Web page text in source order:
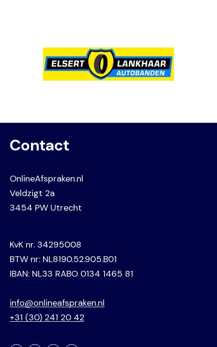
Contact
OnlineAfspraken.nl
Veldzigt 2a
3454 PW Utrecht
KvK nr. 34295008
BTW nr: NL8190.52.905.B01
IBAN: NL33 RABO 0134 1465 81
info@onlineafspraken.nl
+31 (30) 241 20 42